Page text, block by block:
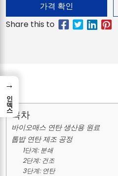
가격 확인
목차
바이오매스 연탄 생산용 원료
톱밥 연탄 제조 공정
1단계: 분쇄
2단계: 건조
3단계: 연탄
→
인덱스